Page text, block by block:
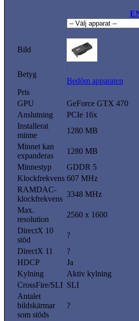
Bild
Betyg
Bedöm apparaten
Pris
GPU
GeForce GTX 470
Anslutning
PCIe 16x
Installerat
minne
1280 MB
Minnet kan
expanderas
1280 MB
Minnestyp
GDDR 5
Klockfrekvens 607 MHz
RAMDAC-
klockfrekvens
3348 MHz
Max.
resolution
2560 x 1600
DirectX 10
stöd
?
DirectX 11
?
HDCP
Ja
Kylning
Aktiv kylning
CrossFire/SLI SLI
Antalet
bildskärmar
som stöds
?